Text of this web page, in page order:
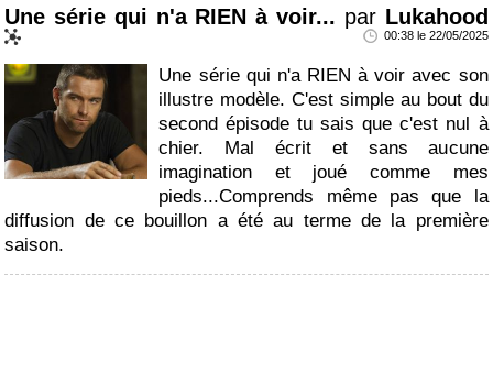
Une série qui n'a RIEN à voir... par Lukahood
00:38 le 22/05/2025
Une série qui n'a RIEN à voir avec son
illustre modèle. C'est simple au bout du
second épisode tu sais que c'est nul à
chier. Mal écrit et sans aucune
imagination et joué comme mes
pieds...Comprends même pas que la
diffusion de ce bouillon a été au terme de la première
saison.